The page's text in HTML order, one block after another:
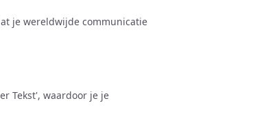
je wereldwijde communicatie
Tekst', waardoor je je